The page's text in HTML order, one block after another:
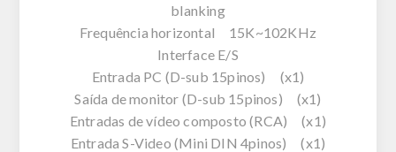
blanking
Frequência horizontal 15K~102KHz
Interface E/S
Entrada PC (D-sub 15pinos) (x1)
Saída de monitor (D-sub 15pinos) (x1)
Entradas de vídeo composto (RCA) (x1)
Entrada S-Video (Mini DIN 4pinos) (x1)